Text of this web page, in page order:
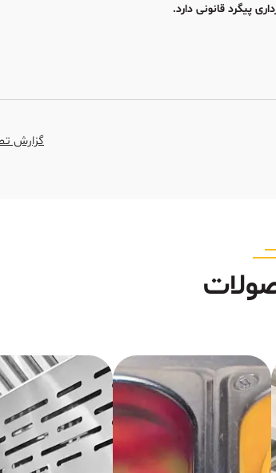
پیگرد قانونی دارد.
گزارش